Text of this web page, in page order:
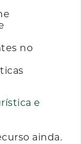
no
e
ainda.